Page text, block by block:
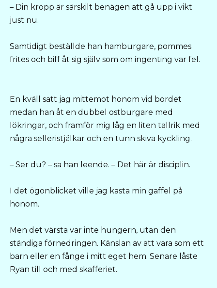
– Din kropp är särskilt benägen att gå upp i vikt
just nu.
Samtidigt beställde han hamburgare, pommes
frites och biff åt sig själv som om ingenting var fel.
En kväll satt jag mittemot honom vid bordet
medan han åt en dubbel ostburgare med
lökringar, och framför mig låg en liten tallrik med
några selleristjälkar och en tunn skiva kyckling.
– Ser du? – sa han leende. – Det här är disciplin.
I det ögonblicket ville jag kasta min gaffel på
honom.
Men det värsta var inte hungern, utan den
ständiga förnedringen. Känslan av att vara som ett
barn eller en fånge i mitt eget hem. Senare låste
Ryan till och med skafferiet.